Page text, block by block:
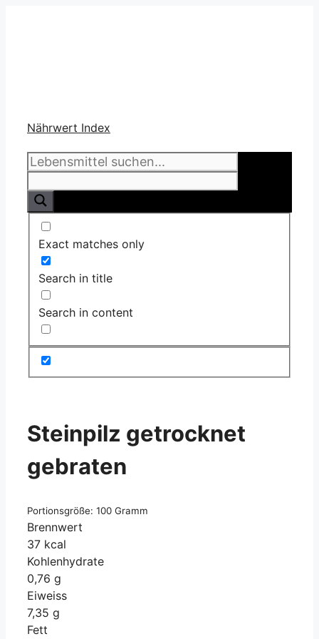
Exact matches only
Search in title
Search in content
Steinpilz getrocknet
gebraten
Portionsgröße: 100 Gramm
Brennwert
37 kcal
Kohlenhydrate
Eiweiss
7,35 g
Fett
0,57 g
Steinpilz getrocknet gebraten
Kalorien und einen sehr geringen Brennwert. Es
zählt mit 37 Kilokalorien je 100 Gramm zu den
kalorienarmen Lebensmitteln. Der Wassergehalt